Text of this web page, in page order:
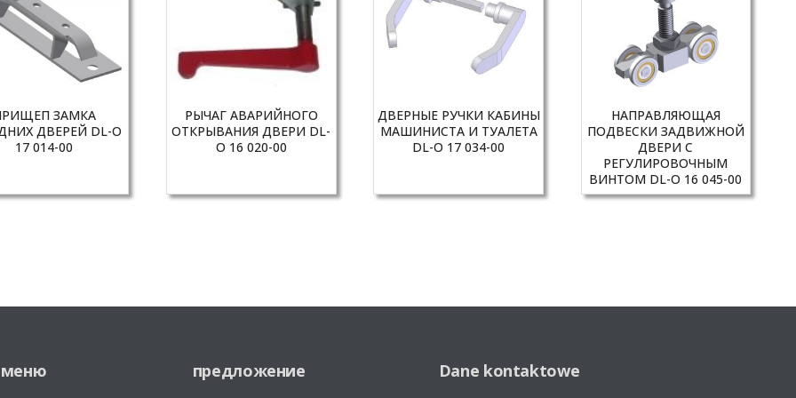
ЗАМКА
ДВЕРЕЙ DL-O
17 014-00
РЫЧАГ АВАРИЙНОГО
ОТКРЫВАНИЯ ДВЕРИ DL-
O 16 020-00
ДВЕРНЫЕ РУЧКИ КАБИНЫ
МАШИНИСТА И ТУАЛЕТА
DL-O 17 034-00
НАПРАВЛЯЮЩАЯ
ПОДВЕСКИ ЗАДВИЖНОЙ
ДВЕРИ С
РЕГУЛИРОВОЧНЫМ
ВИНТОМ DL-O 16 045-00
меню предложение Dane kontaktowe